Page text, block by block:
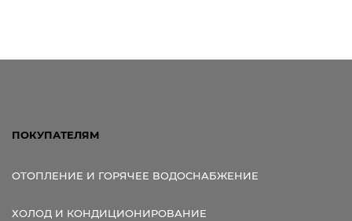
ПОКУПАТЕЛЯМ
ОТОПЛЕНИЕ И ГОРЯЧЕЕ ВОДОСНАБЖЕНИЕ
ХОЛОД И КОНДИЦИОНИРОВАНИЕ